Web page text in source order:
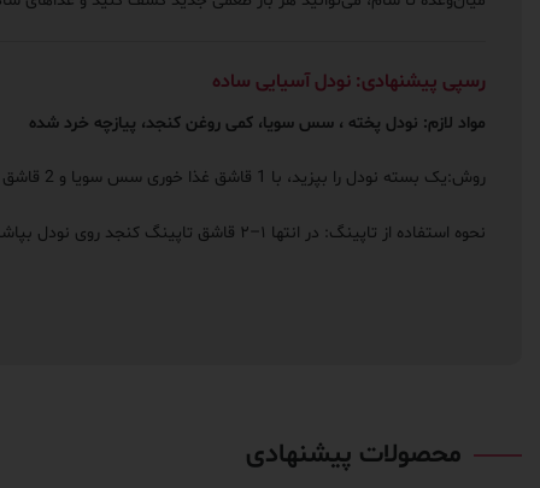
رسپی پیشنهادی: نودل آسیایی ساده
مواد لازم: نودل پخته ، سس سویا، کمی روغن کنجد، پیازچه خرد شده
روش:یک بسته نودل را بپزید، با 1 قاشق غذا خوری سس سویا و 2 قاشق غذا خوری روغن کنجد و سبزیجات معطر مخلوط کنید.
نحوه استفاده از تاپینگ: در انتها ۱–۲ قاشق تاپینگ کنجد روی نودل بپاشید تا طعم و بافت دلپذیری اضافه شود.
محصولات پیشنهادی